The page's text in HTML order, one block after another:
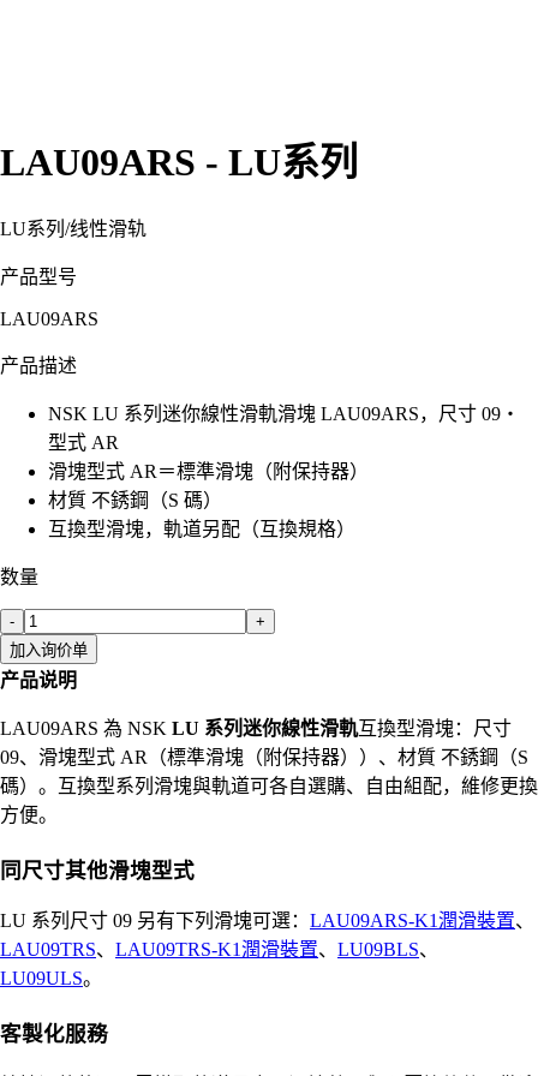
LAU09ARS - LU系列
LU系列 /线性滑轨
产品型号
LAU09ARS
产品描述
NSK LU 系列迷你線性滑軌滑塊 LAU09ARS，尺寸 09・
型式 AR
滑塊型式 AR＝標準滑塊（附保持器）
材質 不銹鋼（S 碼）
互換型滑塊，軌道另配（互換規格）
数量
-
+
加入询价单
产品说明
LAU09ARS 為 NSK LU 系列迷你線性滑軌互換型滑塊：尺寸
09、滑塊型式 AR（標準滑塊（附保持器））、材質 不銹鋼（S
碼）。互換型系列滑塊與軌道可各自選購、自由組配，維修更換
方便。
同尺寸其他滑塊型式
LU 系列尺寸 09 另有下列滑塊可選： LAU09ARS-K1潤滑裝置、
LAU09TRS、 LAU09TRS-K1潤滑裝置、 LU09BLS、
LU09ULS。
客製化服務